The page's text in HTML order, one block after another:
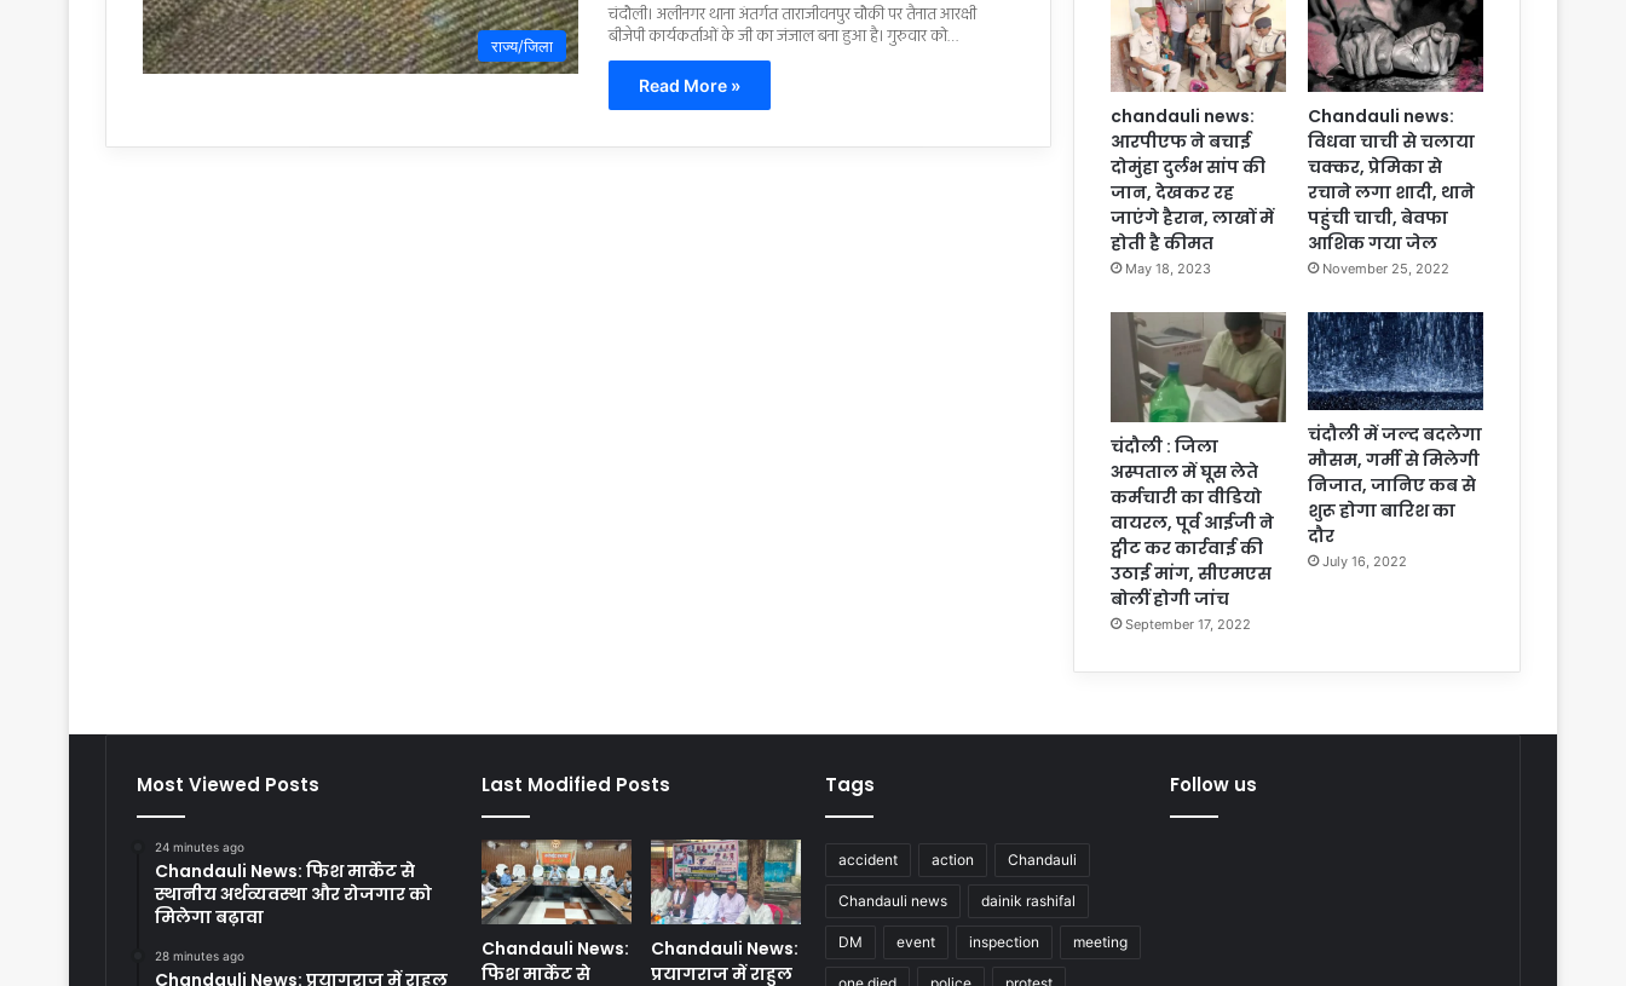
राज्य/जिला
चंदौली। अलीनगर थाना अंतर्गत ताराजीवनपुर चौकी पर तैनात आरक्षी
बीजेपी कार्यकर्ताओं के जी का जंजाल बना हुआ है। गुरुवार को…
Read More »
chandauli news:
आरपीएफ ने बचाई
दोमुंहा दुर्लभ सांप की
जान, देखकर रह
जाएंगे हैरान, लाखों में
होती है कीमत
May 18, 2023
Chandauli news:
विधवा चाची से चलाया
चक्कर, प्रेमिका से
रचाने लगा शादी, थाने
पहुंची चाची, बेवफा
आशिक गया जेल
November 25, 2022
चंदौली : जिला
अस्पताल में घूस लेते
कर्मचारी का वीडियो
वायरल, पूर्व आईजी ने
ट्वीट कर कार्रवाई की
उठाई मांग, सीएमएस
बोलीं होगी जांच
September 17, 2022
चंदौली में जल्द बदलेगा
मौसम, गर्मी से मिलेगी
निजात, जानिए कब से
शुरू होगा बारिश का
दौर
July 16, 2022
Most Viewed Posts
24 minutes ago
Chandauli News: फिश मार्केट से
स्थानीय अर्थव्यवस्था और रोजगार को
मिलेगा बढ़ावा
28 minutes ago
Chandauli News: प्रयागराज में राहुल
Last Modified Posts
Chandauli News:
फिश मार्केट से
Chandauli News:
प्रयागराज में राहुल
Tags
accident action Chandauli
Chandauli news dainik rashifal
DM event inspection meeting
Follow us